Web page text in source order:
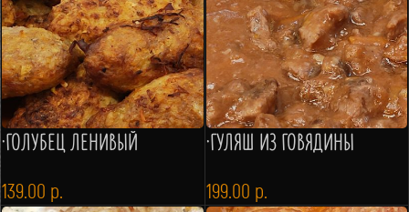
·ГОЛУБЕЦ ЛЕНИВЫЙ
139.00 р.
·ГУЛЯШ ИЗ ГОВЯДИНЫ
199.00 р.